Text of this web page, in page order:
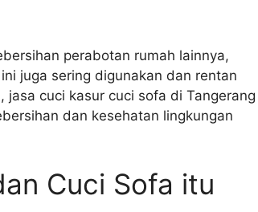
perabotan rumah lainnya,
juga sering digunakan dan rentan
cuci kasur cuci sofa di Tangerang
dan kesehatan lingkungan
Cuci Sofa itu